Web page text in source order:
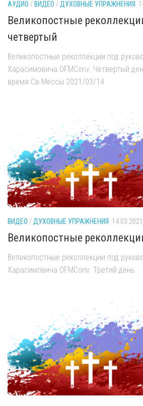
АУДИО / ВИДЕО / ДУХОВНЫЕ УПРАЖНЕНИЯ
Великопостные
четвертый
Великопостные реколлекции под
Харасимовича OFMConv. Четвертый
время Св.Мессы 2021/03/14
ВИДЕО / ДУХОВНЫЕ УПРАЖНЕНИЯ 14.03.2021
Великопостные
Великопостные реколлекции под
Харасимовича OFMConv. Третий день